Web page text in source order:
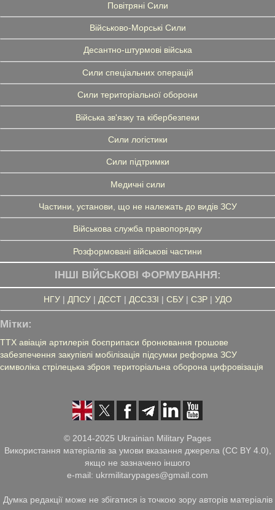
Повітряні Сили
Військово-Морські Сили
Десантно-штурмові війська
Сили спеціальних операцій
Сили територіальної оборони
Війська зв'язку та кібербезпеки
Сили логістики
Сили підтримки
Медичні сили
Частини, установи, що не належать до видів ЗСУ
Військова служба правопорядку
Розформовані військові частини
ІНШІ ВІЙСЬКОВІ ФОРМУВАННЯ:
НГУ| ДПСУ| ДССТ| ДССЗЗІ | СБУ| СЗР| УДО
Мітки:
ТТХ авіація артилерія боєприпаси бронювання грошове
забезпечення закупівлі мобілізація підсумки реформа ЗСУ
символіка стрілецька зброя територіальна оборона цифровізація
© 2014-2025 Ukrainian Military Pages
Використання матеріалів за умови вказання джерела (CC BY 4.0),
якщо не зазначено іншого
e-mail: ukrmilitarypages@gmail.com
Думка редакції може не збігатися із точкою зору авторів матеріалів